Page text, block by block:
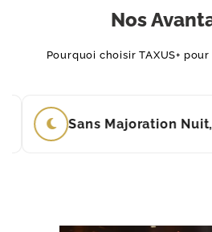
Nos
Pourquoi choisir TAXUS+
Nuit, Week-end &